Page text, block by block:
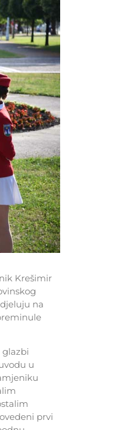
Krešimir
na
glazbi
u
prvi